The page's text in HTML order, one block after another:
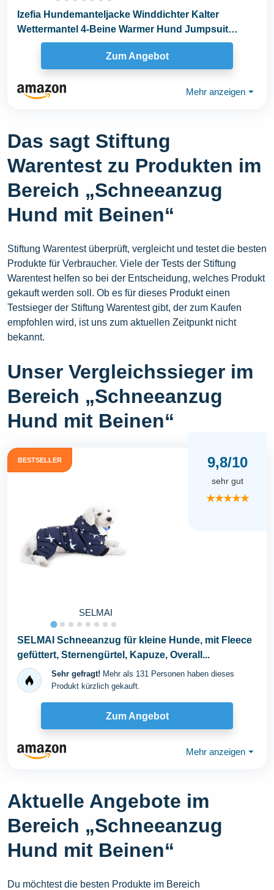
Izefia Hundemanteljacke Winddichter Kalter
Wettermantel 4-Beine Warmer Hund Jumpsuit
Winter Dicke...
Zum Angebot
Mehr anzeigen ⏷
Das sagt Stiftung
Warentest zu Produkten im
Bereich „Schneeanzug
Hund mit Beinen“
Stiftung Warentest überprüft, vergleicht und testet die besten
Produkte für Verbraucher. Viele der Tests der Stiftung
Warentest helfen so bei der Entscheidung, welches Produkt
gekauft werden soll. Ob es für dieses Produkt einen
Testsieger der Stiftung Warentest gibt, der zum Kaufen
empfohlen wird, ist uns zum aktuellen Zeitpunkt nicht
bekannt.
Unser Vergleichssieger im
Bereich „Schneeanzug
Hund mit Beinen“
BESTSELLER
SELMAI
9,8/10
sehr gut
★★★★★
SELMAI Schneeanzug für kleine Hunde, mit Fleece
gefüttert, Sternengürtel, Kapuze, Overall...
Sehr gefragt! Mehr als 131 Personen haben dieses
Produkt kürzlich gekauft.
Zum Angebot
Mehr anzeigen ⏷
Aktuelle Angebote im
Bereich „Schneeanzug
Hund mit Beinen“
Du möchtest die besten Produkte im Bereich